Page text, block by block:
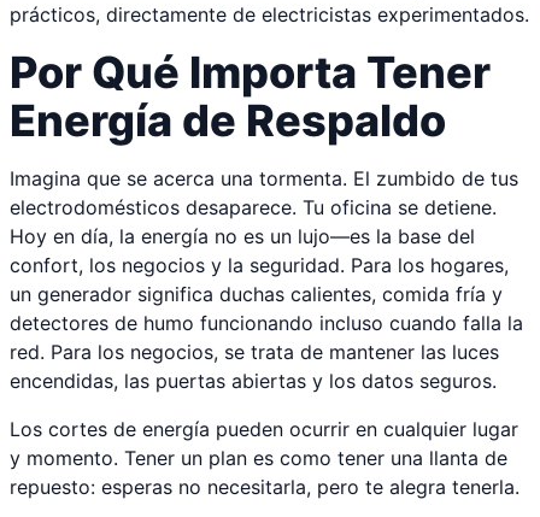
prácticos, directamente de electricistas experimentados.
Por Qué Importa Tener
Energía de Respaldo
Imagina que se acerca una tormenta. El zumbido de tus
electrodomésticos desaparece. Tu oficina se detiene.
Hoy en día, la energía no es un lujo—es la base del
confort, los negocios y la seguridad. Para los hogares,
un generador significa duchas calientes, comida fría y
detectores de humo funcionando incluso cuando falla la
red. Para los negocios, se trata de mantener las luces
encendidas, las puertas abiertas y los datos seguros.
Los cortes de energía pueden ocurrir en cualquier lugar
y momento. Tener un plan es como tener una llanta de
repuesto: esperas no necesitarla, pero te alegra tenerla.